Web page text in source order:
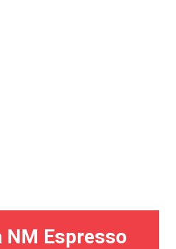
Espresso